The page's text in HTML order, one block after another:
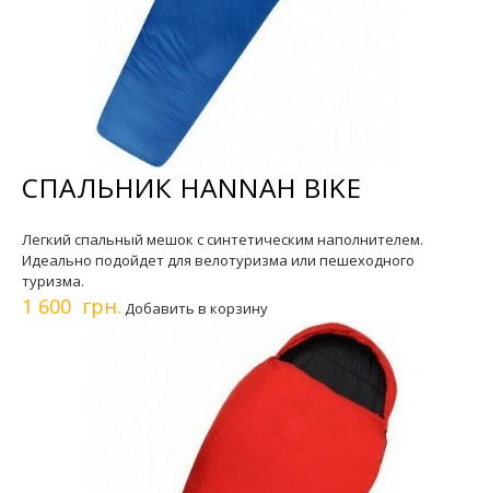
СПАЛЬНИК HANNAH BIKE
Легкий спальный мешок с синтетическим наполнителем.
Идеально подойдет для велотуризма или пешеходного
туризма.
1 600 грн. Добавить в корзину